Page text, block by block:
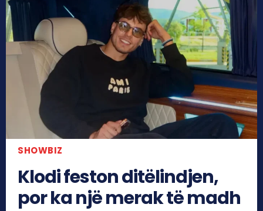
SHOWBIZ
Klodi feston ditëlindjen,
por ka një merak të madh